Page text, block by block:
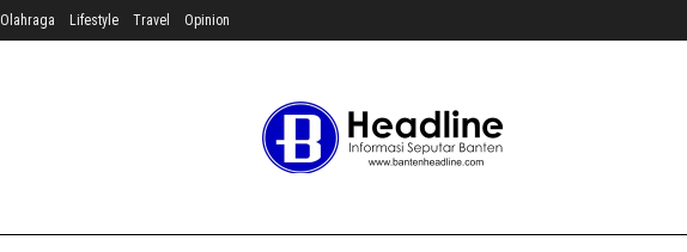
Olahraga Lifestyle Travel Opinion